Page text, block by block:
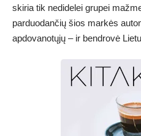
skiria tik nedidelei grupei
parduodančių šios markės
apdovanotųjų – ir bendrovė